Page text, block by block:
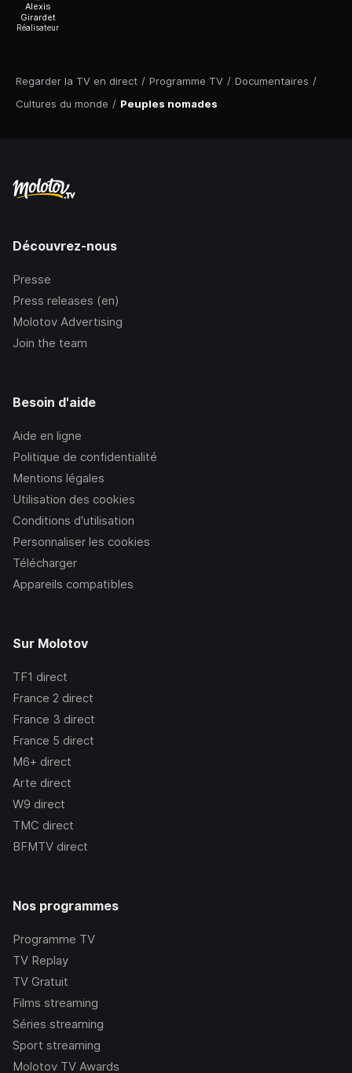
Regarder la TV en direct / Programme TV / Documentaires /
Cultures du monde / Peuples nomades
Alexis
Girardet
Réalisateur
Découvrez-nous
Presse
Press releases (en)
Molotov Advertising
Join the team
Besoin d'aide
Aide en ligne
Politique de confidentialité
Mentions légales
Utilisation des cookies
Conditions d’utilisation
Personnaliser les cookies
Télécharger
Appareils compatibles
Sur Molotov
TF1 direct
France 2 direct
France 3 direct
France 5 direct
M6+ direct
Arte direct
W9 direct
TMC direct
BFMTV direct
Nos programmes
Programme TV
TV Replay
TV Gratuit
Films streaming
Séries streaming
Sport streaming
Molotov TV Awards